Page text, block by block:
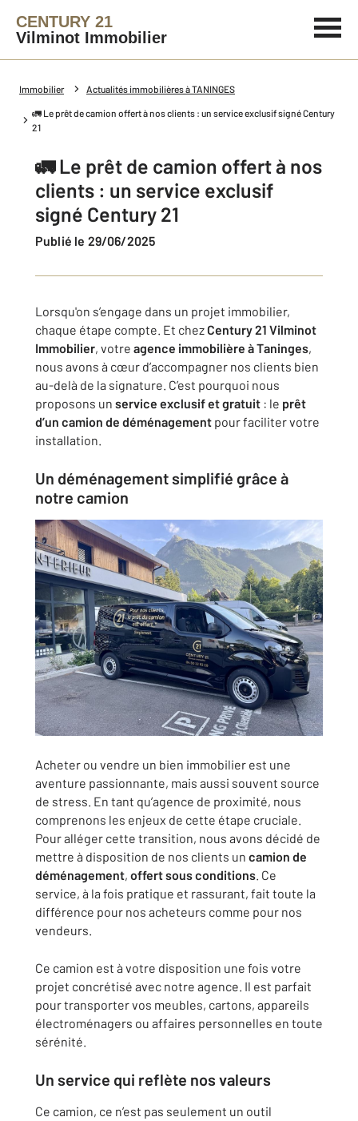
CENTURY 21
Vilminot Immobilier
Immobilier Actualités immobilières à TANINGES
🚛 Le prêt de camion offert à nos clients : un service exclusif signé Century
21
🚛 Le prêt de camion offert à nos
clients : un service exclusif
signé Century 21
Publié le 29/06/2025
Lorsqu'on s’engage dans un projet immobilier,
chaque étape compte. Et chezCentury 21 Vilminot
Immobilier, votre agence immobilière à Taninges,
nous avons à cœur d’accompagner nos clients bien
au-delà de la signature. C’est pourquoi nous
proposons un service exclusif et gratuit : le prêt
d’un camion de déménagement pour faciliter votre
installation.
Un déménagement simplifié grâce à
notre camion
Acheter ou vendre un bien immobilier est une
aventure passionnante, mais aussi souvent source
de stress. En tant qu’agence de proximité, nous
comprenons les enjeux de cette étape cruciale.
Pour alléger cette transition, nous avons décidé de
mettre à disposition de nos clients un camion de
déménagement, offert sous conditions. Ce
service, à la fois pratique et rassurant, fait toute la
différence pour nos acheteurs comme pour nos
vendeurs.
Ce camion est à votre disposition une fois votre
projet concrétisé avec notre agence. Il est parfait
pour transporter vos meubles, cartons, appareils
électroménagers ou affaires personnelles en toute
sérénité.
Un service qui reflète nos valeurs
Ce camion, ce n’est pas seulement un outil